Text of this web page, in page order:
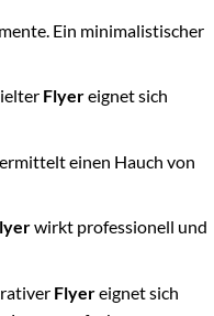
Ein minimalistischer
Flyereignet sich
einen Hauch von
wirkt professionell und
Flyereignet sich